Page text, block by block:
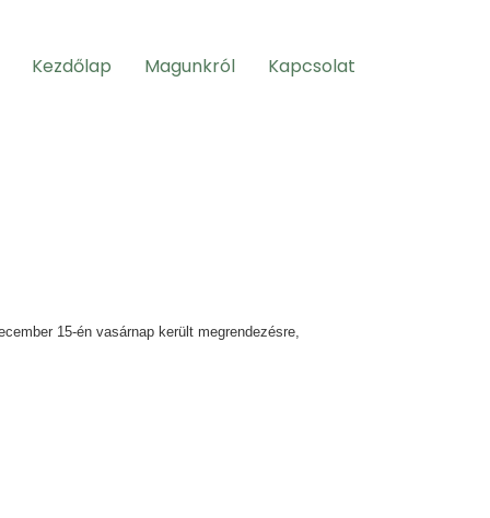
Kezdőlap Magunkról Kapcsolat
15-én vasárnap került megrendezésre,